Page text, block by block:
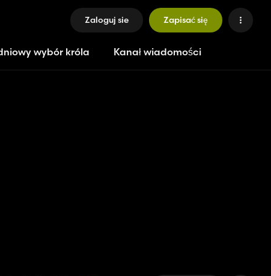
Zaloguj sie Zapisać się
wybór króla Kanał wiadomości